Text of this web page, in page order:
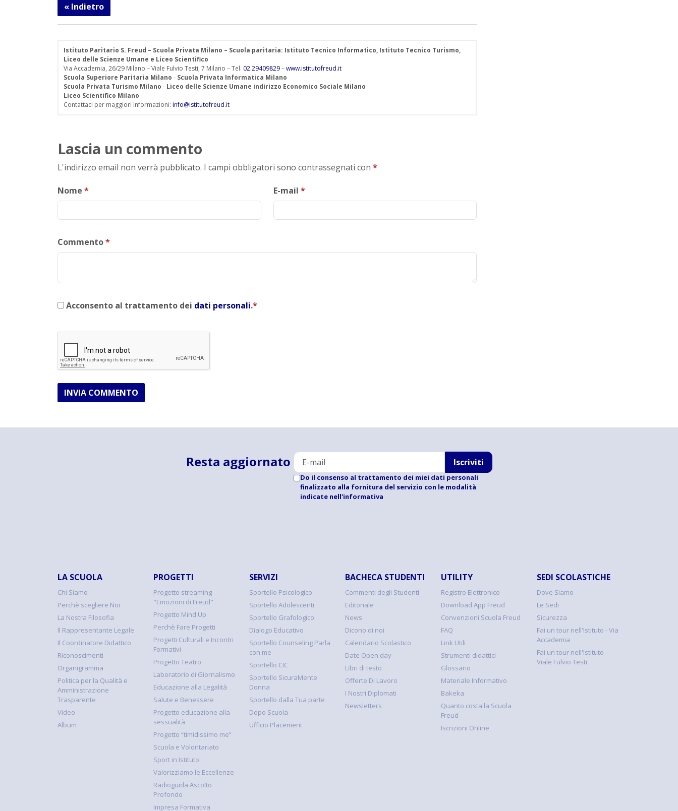
« Indietro
Istituto Paritario S. Freud – Scuola Privata Milano – Scuola paritaria: Istituto Tecnico Informatico, Istituto Tecnico Turismo,
Liceo delle Scienze Umane e Liceo Scientifico
Via Accademia, 26/29 Milano – Viale Fulvio Testi, 7 Milano – Tel. 02.29409829–www.istitutofreud.it
Scuola Superiore Paritaria Milano - Scuola Privata Informatica Milano
Scuola Privata Turismo Milano - Liceo delle Scienze Umane indirizzo Economico Sociale Milano
Liceo Scientifico Milano
Contattaci per maggiori informazioni: info@istitutofreud.it
Lascia un commento
L'indirizzo email non verrà pubblicato. I campi obbligatori sono contrassegnati con *
Nome * E-mail *
Commento*
Acconsento al trattamento dei dati personali.*
INVIA COMMENTO
Resta aggiornato Iscriviti
Do il consenso al trattamento dei miei dati personali
finalizzato alla fornitura del servizio con le modalità
indicate nell'informativa
LA SCUOLA
Chi Siamo
Perchè scegliere Noi
La Nostra Filosofia
Il Rappresentante Legale
Il Coordinatore Didattico
Riconoscimenti
Organigramma
Politica per la Qualità e
Amministrazione
Trasparente
Video
Album
PROGETTI
Progetto streaming
"Emozioni di Freud"
Progetto Mind Up
Perchè Fare Progetti
Progetti Culturali e Incontri
Formativi
Progetto Teatro
Laboratorio di Giornalismo
Educazione alla Legalità
Salute e Benessere
Progetto educazione alla
sessualità
Progetto “timidissimo me”
Scuola e Volontariato
Sport in Istituto
Valorizziamo le Eccellenze
Radioguida Ascolto
Profondo
Impresa Formativa
SERVIZI
Sportello Psicologico
Sportello Adolescenti
Sportello Grafologico
Dialogo Educativo
Sportello Counseling Parla
con me
Sportello CIC
Sportello SicuraMente
Donna
Sportello dalla Tua parte
Dopo Scuola
Ufficio Placement
BACHECA STUDENTI
Commenti degli Studenti
Editoriale
News
Dicono di noi
Calendario Scolastico
Date Open day
Libri di testo
Offerte Di Lavoro
I Nostri Diplomati
Newsletters
UTILITY
Registro Elettronico
Download App Freud
Convenzioni Scuola Freud
FAQ
Link Utili
Strumenti didattici
Glossario
Materiale Informativo
Bakeka
Quanto costa la Scuola
Freud
Iscrizioni Online
SEDI SCOLASTICHE
Dove Siamo
Le Sedi
Sicurezza
Fai un tour nell'Istituto - Via
Accademia
Fai un tour nell'Istituto -
Viale Fulvio Testi